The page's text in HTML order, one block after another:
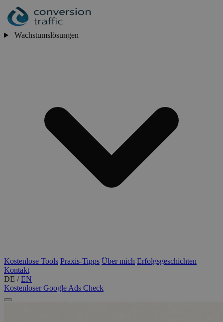
Wachstumslösungen
Kostenlose Tools Praxis-Tipps Über mich Erfolgsgeschichten
Kontakt
DE / EN
Kostenloser Google Ads Check